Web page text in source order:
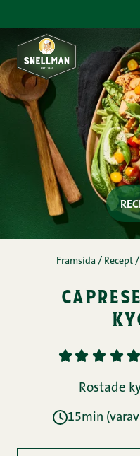
Framsida / Recept /
1 2 3 4 5
Rostade
15min